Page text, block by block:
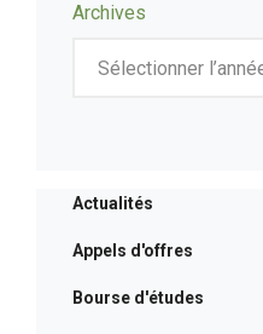
Archives
Actualités
Appels d'offres
Bourse d'études